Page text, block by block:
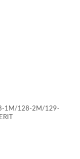
1M/128-2M/129-